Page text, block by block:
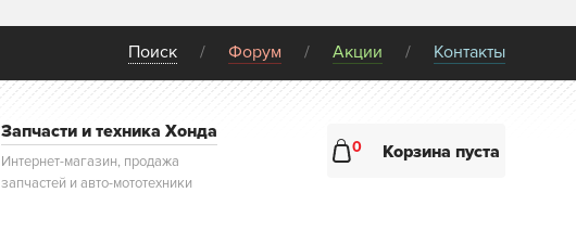
Поиск Форум Акции Контакты
Запчасти и техника Хонда
Интернет-магазин, продажа
запчастей и авто-мототехники
0 Корзина пуста